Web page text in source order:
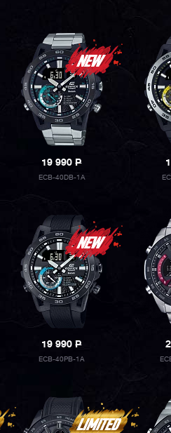
19 990P
ECB-40DB-1A
19 990P
ECB-40PB-1A